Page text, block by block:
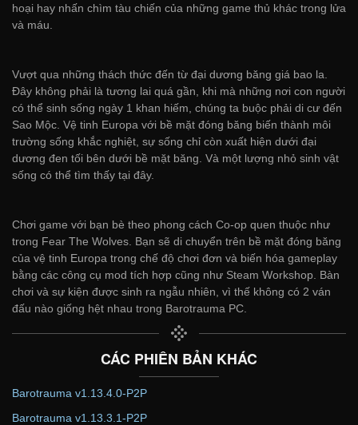
hoại hay nhấn chìm tàu chiến của những game thủ khác trong lửa
và máu.
Vượt qua những thách thức đến từ đại dương băng giá bao la.
Đây không phải là tương lai quá gần, khi mà những nơi con người
có thể sinh sống ngày 1 khan hiếm, chúng ta buộc phải di cư đến
Sao Mộc. Vệ tinh Europa với bề mặt đóng băng biến thành môi
trường sống khắc nghiệt, sự sống chỉ còn xuất hiện dưới đại
dương đen tối bên dưới bề mặt băng. Và một lượng nhỏ sinh vật
sống có thể tìm thấy tại đây.
Chơi game với bạn bè theo phong cách Co-op quen thuộc như
trong Fear The Wolves. Bạn sẽ di chuyển trên bề mặt đóng băng
của vệ tinh Europa trong chế độ chơi đơn và biến hóa gameplay
bằng các công cụ mod tích hợp cũng như Steam Workshop. Bàn
chơi và sự kiện được sinh ra ngẫu nhiên, vì thế không có 2 ván
đấu nào giống hệt nhau trong Barotrauma PC.
CÁC PHIÊN BẢN KHÁC
Barotrauma v1.13.4.0-P2P
Barotrauma v1.13.3.1-P2P